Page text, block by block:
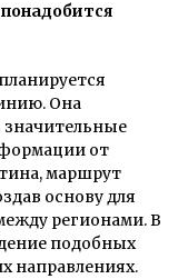
Она
значительные
от
маршрут
основу для
регионами. В
подобных
направлениях.